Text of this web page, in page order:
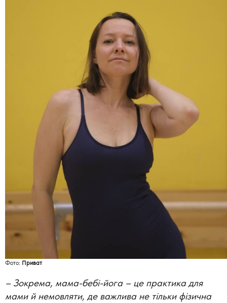
Фото: Приват
– Зокрема, мама-бебі-йога – це практика для
мами й немовляти, де важлива не тільки фізична